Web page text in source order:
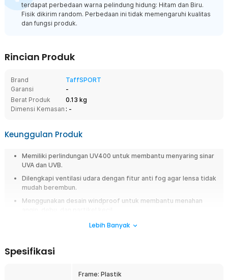
terdapat perbedaan warna pelindung hidung: Hitam dan Biru.
Fisik dikirim random. Perbedaan ini tidak memengaruhi kualitas
dan fungsi produk.
Rincian Produk
Brand
TaffSPORT
Garansi
-
Berat Produk
0.13 kg
Dimensi Kemasan : -
Keunggulan Produk
Memiliki perlindungan UV400 untuk membantu menyaring sinar
UVA dan UVB.
Dilengkapi ventilasi udara dengan fitur anti fog agar lensa tidak
mudah berembun.
Menggunakan desain windproof untuk membantu menahan
Nyaman di mata karena menggunakan busa spons yang tebal
Memiliki strap elastis dengan double buckle yang dapat
disesuaikan.
Lebih Banyak
Spesifikasi
Frame: Plastik